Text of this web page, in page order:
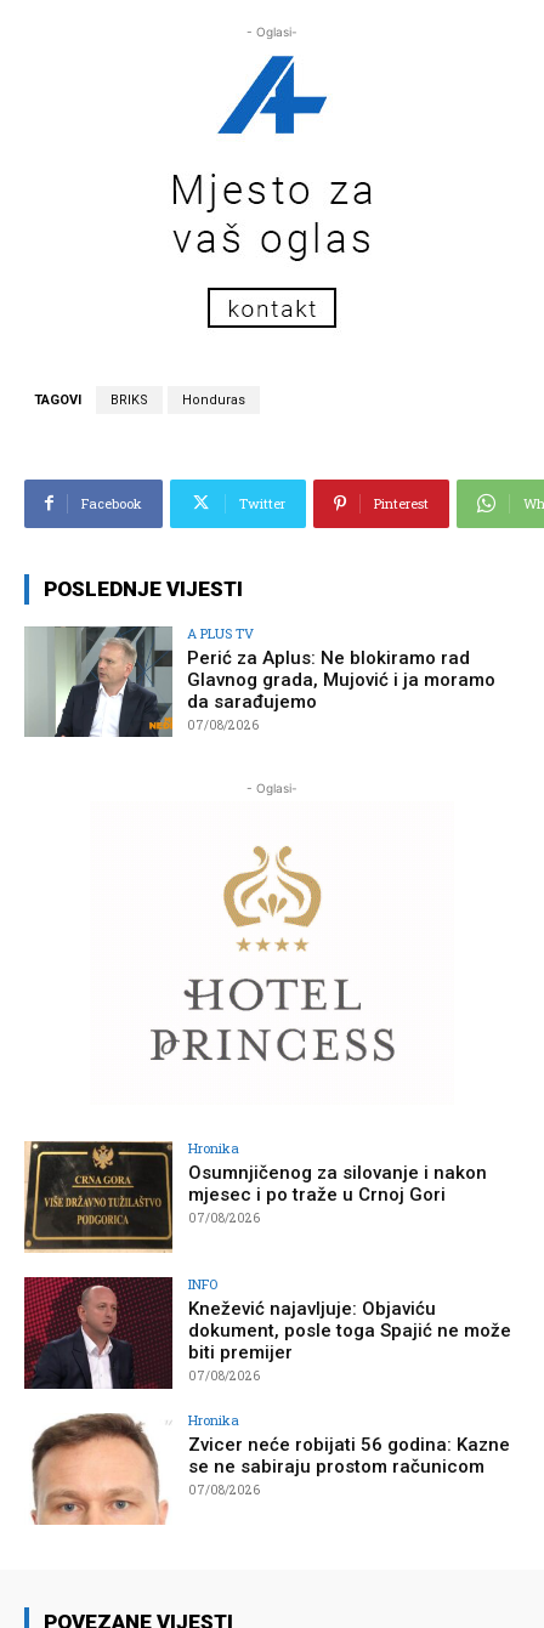
- Oglasi-
TAGOVI BRIKS Honduras
Facebook Twitter Pinterest
POSLEDNJE VIJESTI
A PLUS TV
Perić za Aplus: Ne blokiramo rad
Glavnog grada, Mujović i ja moramo
da sarađujemo
07/08/2026
- Oglasi-
Hronika
Osumnjičenog za silovanje i nakon
mjesec i po traže u Crnoj Gori
07/08/2026
INFO
Knežević najavljuje: Objaviću
dokument, posle toga Spajić ne može
biti premijer
07/08/2026
Hronika
Zvicer neće robijati 56 godina: Kazne
se ne sabiraju prostom računicom
07/08/2026
POVEZANE VIJESTI